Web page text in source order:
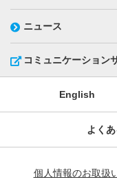
ニュース
コミュニケーション
English
よく
個人情報のお取扱